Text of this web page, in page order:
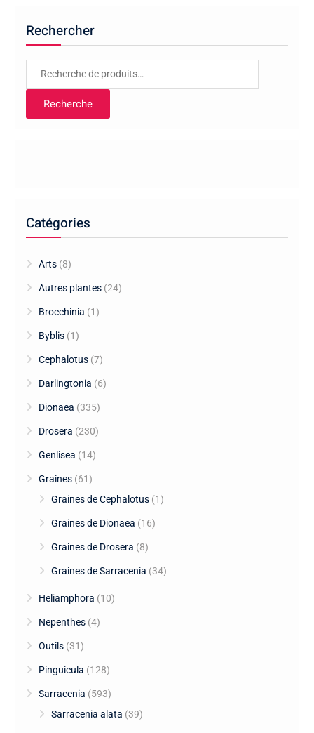
Rechercher
Recherche
Recherche
Catégories
Arts (8)
Autres plantes (24)
Brocchinia (1)
Byblis (1)
Cephalotus (7)
Darlingtonia (6)
Dionaea (335)
Drosera (230)
Genlisea (14)
Graines (61)
Graines de Cephalotus (1)
Graines de Dionaea (16)
Graines de Drosera (8)
Graines de Sarracenia (34)
Heliamphora (10)
Nepenthes (4)
Outils (31)
Pinguicula (128)
Sarracenia (593)
Sarracenia alata (39)